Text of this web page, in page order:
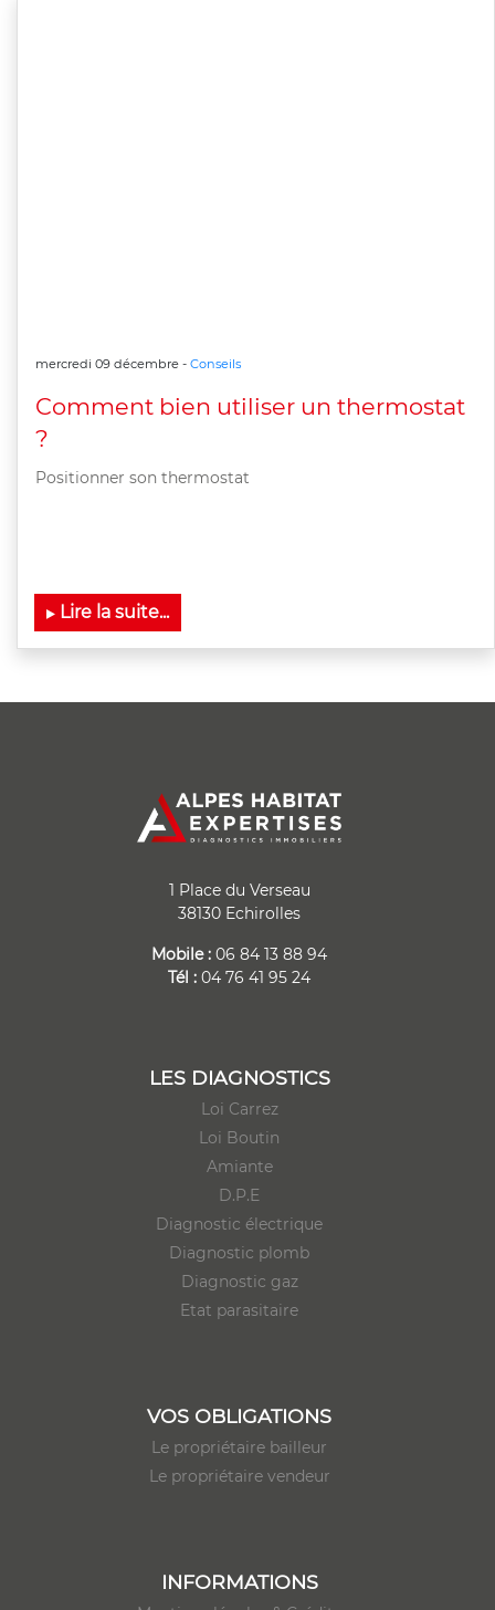
mercredi 09 décembre - Conseils
Comment bien utiliser un thermostat
?
Positionner son thermostat
Lire la suite...
1 Place du Verseau
38130 Echirolles
Mobile : 06 84 13 88 94
Tél : 04 76 41 95 24
LES DIAGNOSTICS
Loi Carrez
Loi Boutin
Amiante
D.P.E
Diagnostic électrique
Diagnostic plomb
Diagnostic gaz
Etat parasitaire
VOS OBLIGATIONS
Le propriétaire bailleur
Le propriétaire vendeur
INFORMATIONS